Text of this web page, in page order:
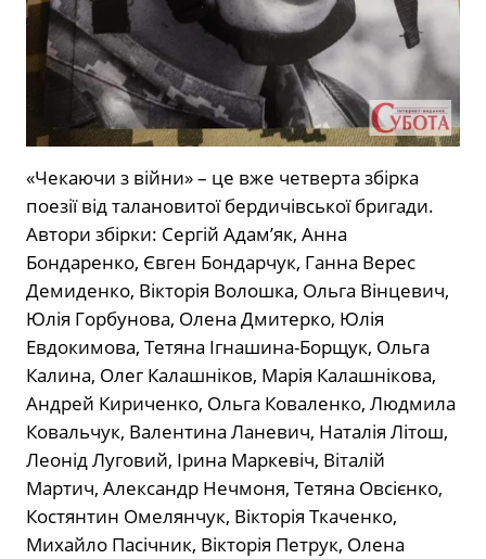
«Чекаючи з війни» – це вже четверта збірка
поезії від талановитої бердичівської бригади.
Автори збірки: Сергій Адам’як, Анна
Бондаренко, Євген Бондарчук, Ганна Верес
Демиденко, Вікторія Волошка, Ольга Вінцевич,
Юлія Горбунова, Олена Дмитерко, Юлія
Евдокимова, Тетяна Ігнашина-Борщук, Ольга
Калина, Олег Калашніков, Марія Калашнікова,
Андрей Кириченко, Ольга Коваленко, Людмила
Ковальчук, Валентина Ланевич, Наталія Літош,
Леонід Луговий, Ірина Маркевіч, Віталій
Мартич, Александр Нечмоня, Тетяна Овсієнко,
Костянтин Омелянчук, Вікторія Ткаченко,
Михайло Пасічник, Вікторія Петрук, Олена